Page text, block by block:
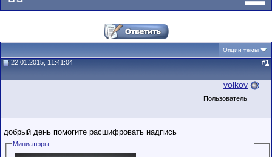
Опции темы
22.01.2015, 11:41:04 #1
volkov
Пользователь
добрый день помогите расшифровать надпись
Миниатюры